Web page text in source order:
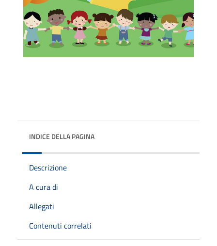
INDICE DELLA PAGINA
Descrizione
A cura di
Allegati
Contenuti correlati